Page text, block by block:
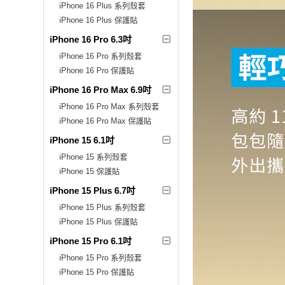
iPhone 16 Plus 系列殼套
iPhone 16 Plus 保護貼
iPhone 16 Pro 6.3吋
iPhone 16 Pro 系列殼套
iPhone 16 Pro 保護貼
iPhone 16 Pro Max 6.9吋
iPhone 16 Pro Max 系列殼套
iPhone 16 Pro Max 保護貼
iPhone 15 6.1吋
iPhone 15 系列殼套
iPhone 15 保護貼
iPhone 15 Plus 6.7吋
iPhone 15 Plus 系列殼套
iPhone 15 Plus 保護貼
iPhone 15 Pro 6.1吋
iPhone 15 Pro 系列殼套
iPhone 15 Pro 保護貼